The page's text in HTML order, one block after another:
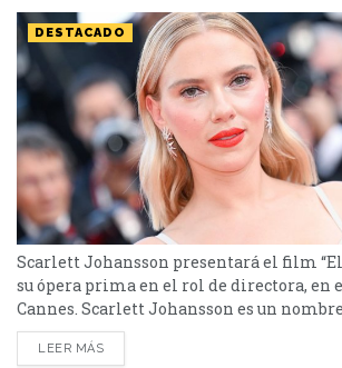
DESTACADO
Scarlett Johansson presentará el film
su ópera prima en el rol de directora, en
Cannes. Scarlett Johansson es un
en el área de Blockbusters como las
Cinematográfico de Marvel (en el cual
LEER MÁS